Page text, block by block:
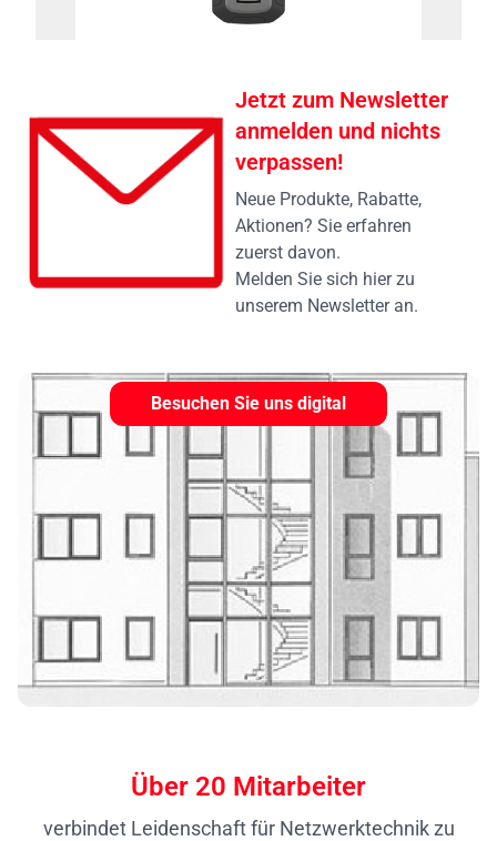
Jetzt zum Newsletter
anmelden und nichts
verpassen!
Neue Produkte, Rabatte,
Aktionen? Sie erfahren
zuerst davon.
Melden Sie sich hier zu
unserem Newsletter an.
Besuchen Sie uns digital
Über 20 Mitarbeiter
verbindet Leidenschaft für Netzwerktechnik zu